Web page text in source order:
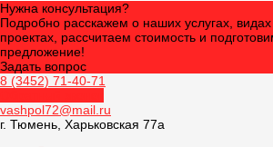
Нужна консультация?
Подробно расскажем о наших услугах,
проектах, рассчитаем стоимость и
предложение!
Задать вопрос
8 (3452) 71-40-71
vashpol72@mail.ru
г. Тюмень, Харьковская 77а